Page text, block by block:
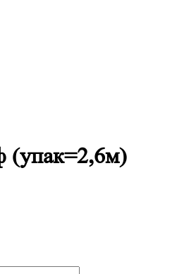
(упак=2,6м)